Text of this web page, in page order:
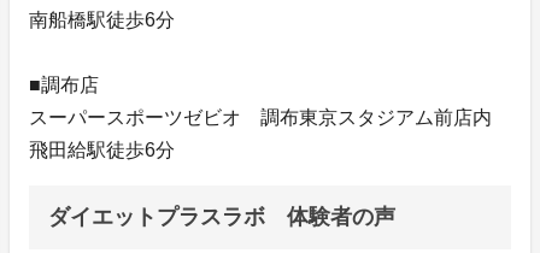
南船橋駅徒歩6分
■調布店
スーパースポーツゼビオ 調布東京スタジアム前店内
飛田給駅徒歩6分
ダイエットプラスラボ 体験者の声